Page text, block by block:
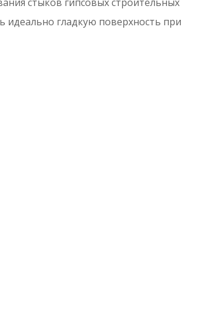
гладкую поверхность при